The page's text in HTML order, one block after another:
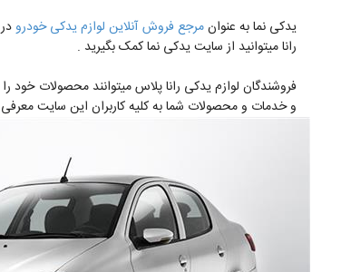
یدکی نما به عنوانمرجع فروش آنلاین لوازم یدکی خودرو
رانا میتوانید از سایت یدکی نما کمک بگیرید .
فروشندگان لوازم یدکی رانا پلاس میتوانند محصولات
و خدمات و محصولات شما به کلیه کاربران این سایت معرفی